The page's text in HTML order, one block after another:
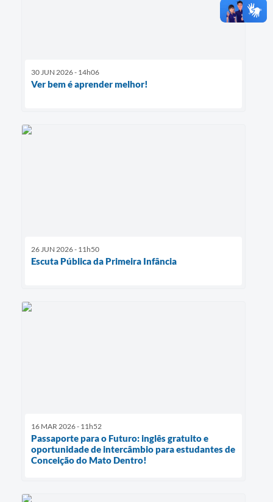
30 JUN 2026 - 14h06
Ver bem é aprender melhor!
26 JUN 2026 - 11h50
Escuta Pública da Primeira Infância
16 MAR 2026 - 11h52
Passaporte para o Futuro: inglês gratuito e
oportunidade de intercâmbio para estudantes de
Conceição do Mato Dentro!